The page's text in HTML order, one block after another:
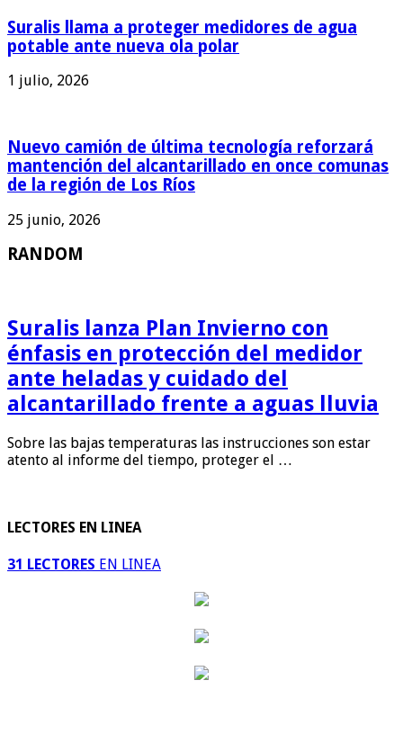
Suralis llama a proteger medidores de agua
potable ante nueva ola polar
1 julio, 2026
Nuevo camión de última tecnología reforzará
mantención del alcantarillado en once comunas
de la región de Los Ríos
25 junio, 2026
RANDOM
Suralis lanza Plan Invierno con
énfasis en protección del medidor
ante heladas y cuidado del
alcantarillado frente a aguas lluvia
Sobre las bajas temperaturas las instrucciones son estar
atento al informe del tiempo, proteger el …
LECTORES EN LINEA
31 LECTORES EN LINEA